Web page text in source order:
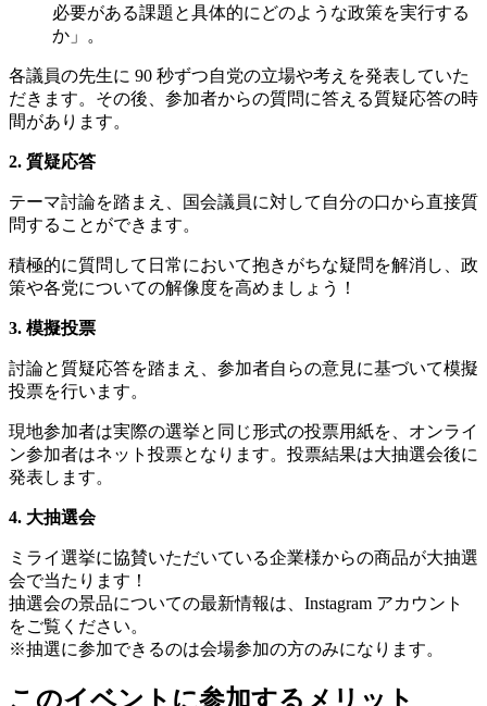
必要がある課題と具体的にどのような政策を実⾏する
か」。
各議員の先生に 90 秒ずつ自党の立場や考えを発表していた
だきます。その後、参加者からの質問に答える質疑応答の時
間があります。
2. 質疑応答
テーマ討論を踏まえ、国会議員に対して自分の口から直接質
問することができます。
積極的に質問して日常において抱きがちな疑問を解消し、政
策や各党についての解像度を高めましょう！
3. 模擬投票
討論と質疑応答を踏まえ、参加者自らの意見に基づいて模擬
投票を行います。
現地参加者は実際の選挙と同じ形式の投票用紙を、オンライ
ン参加者はネット投票となります。投票結果は大抽選会後に
発表します。
4. 大抽選会
ミライ選挙に協賛いただいている企業様からの商品が大抽選
会で当たります！
抽選会の景品についての最新情報は、Instagram アカウント
をご覧ください。
※抽選に参加できるのは会場参加の方のみになります。
このイベントに参加するメリット